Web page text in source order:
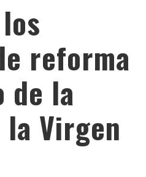
reforma
de la
Virgen